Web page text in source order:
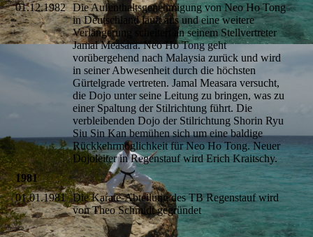
01.12.1982 Die Aufenthaltsgenehmigung von Neo Ho Tong
in Deutschland läuft aus und eine weitere
Verlängerung scheitert an seinem Stellvertreter
Jamal Measara. Neo Ho Tong geht
vorübergehend nach Malaysia zurück und wird
in seiner Abwesenheit durch die höchsten
Gürtelgrade vertreten. Jamal Measara versucht,
die Dojo unter seine Leitung zu bringen, was zu
einer Spaltung der Stilrichtung führt. Die
verbleibenden Dojo der Stilrichtung Shorin Ryu
Siu Sin Kan bemühen sich um eine baldige
Rückkehrmöglichkeit für Neo Ho Tong. Neuer
Dojoleiter in Regenstauf wird Erich Kraitschy.
1981
01.01.1981 Die Karate-Abteilung des TB Regenstauf wird
von Theo Schmidt gegründet